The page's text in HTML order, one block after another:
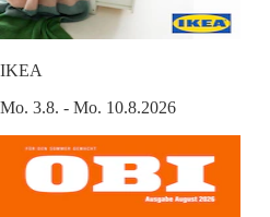
IKEA
Mo. 3.8. - Mo. 10.8.2026